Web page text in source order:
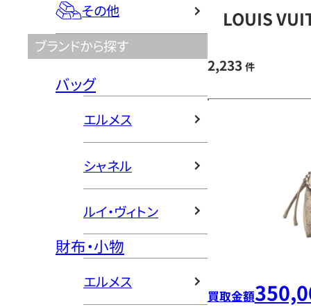
その他
ブランドから探す
バッグ
エルメス
シャネル
ルイ・ヴィトン
財布・小物
エルメス
LOUIS
2,233 件
買取金額